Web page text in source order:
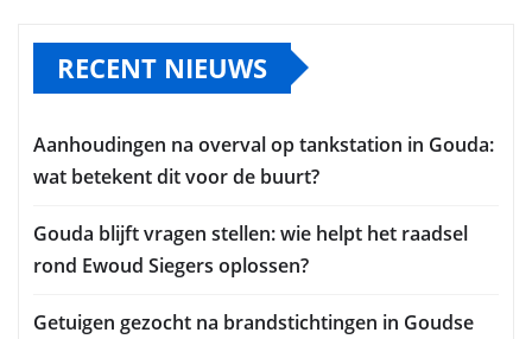
RECENT NIEUWS
Aanhoudingen na overval op tankstation in Gouda:
wat betekent dit voor de buurt?
Gouda blijft vragen stellen: wie helpt het raadsel
rond Ewoud Siegers oplossen?
Getuigen gezocht na brandstichtingen in Goudse